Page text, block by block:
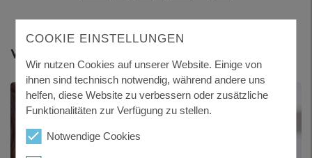
Weitere Themen
COOKIE EINSTELLUNGEN
Wir nutzen Cookies auf unserer Website. Einige von
ihnen sind technisch notwendig, während andere uns
helfen, diese Website zu verbessern oder zusätzliche
Funktionalitäten zur Verfügung zu stellen.
Notwendige Cookies